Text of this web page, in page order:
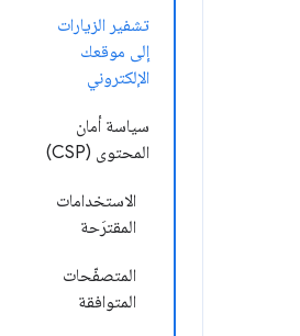
تشفير الزيارات
إلى موقعك
الإلكتروني
سياسة أمان
المحتوى (CSP)
الاستخدامات
المقترَحة
المتصفّحات
المتوافقة